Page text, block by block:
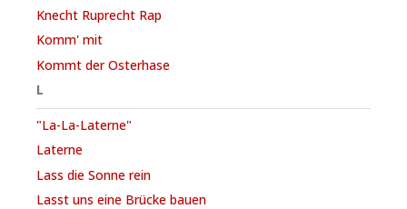
Knecht Ruprecht Rap
Komm' mit
Kommt der Osterhase
L
"La-La-Laterne"
Laterne
Lass die Sonne rein
Lasst uns eine Brücke bauen